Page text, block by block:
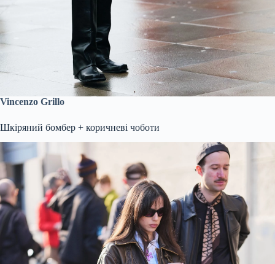
Vincenzo Grillo
Шкіряний бомбер + коричневі чоботи